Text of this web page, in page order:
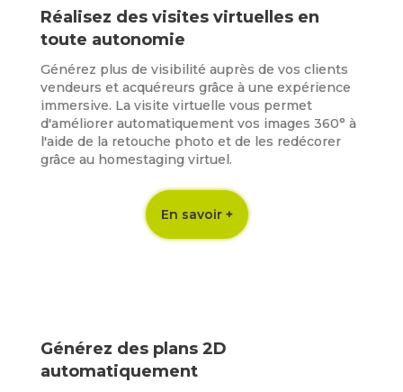
Réalisez des visites virtuelles en
toute autonomie
Générez plus de visibilité auprès de vos clients
vendeurs et acquéreurs grâce à une expérience
immersive. La visite virtuelle vous permet
d'améliorer automatiquement vos images 360° à
l'aide de la retouche photo et de les redécorer
grâce au homestaging virtuel.
En savoir +
Générez des plans 2D
automatiquement